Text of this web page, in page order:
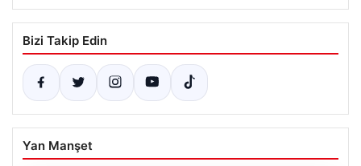
Bizi Takip Edin
Yan Manşet